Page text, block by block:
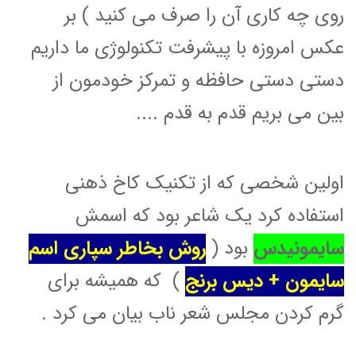
روی چه کاری آن را صرف می کنید ) بر
عکس امروزه با پیشرفت تکنولوژی ما داریم
دستی دستی حافظه و تمرکز خودمون از
بین می بریم قدم به قدم ....
اولین شخصی که از تکنیک کاخ ذهنی
استفاده کرد یک شاعر بود که اسمش
سایمونیدس بود ( روش بخاطر سپاری اسم
سایمون + دیس برنج ) که همیشه برای
گرم کردن مجلس شعر ناب بیان می کرد .